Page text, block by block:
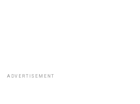
ADVERTISEMENT